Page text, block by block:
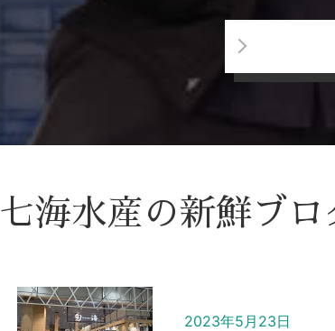
七海水産の新鮮ブロ
2023年5月23日